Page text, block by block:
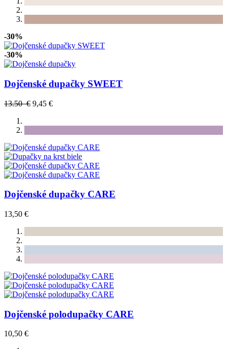
-30%
-30%
Dojčenské dupačky SWEET
13.50 € 9,45 €
Dojčenské dupačky CARE
13,50 €
Dojčenské polodupačky CARE
10,50 €